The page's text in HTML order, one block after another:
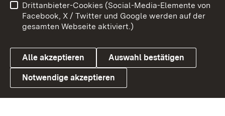
Link zum Landesportal
Benutzungshinweise
Barrierefreiheit
Datenschutz
Cookies
Drittanbieter-Cookies (Social-Media-Elemente von
Facebook, X / Twitter und Google werden auf der
gesamten Webseite aktiviert.)
Alle akzeptieren Auswahl bestätigen
Notwendige akzeptieren